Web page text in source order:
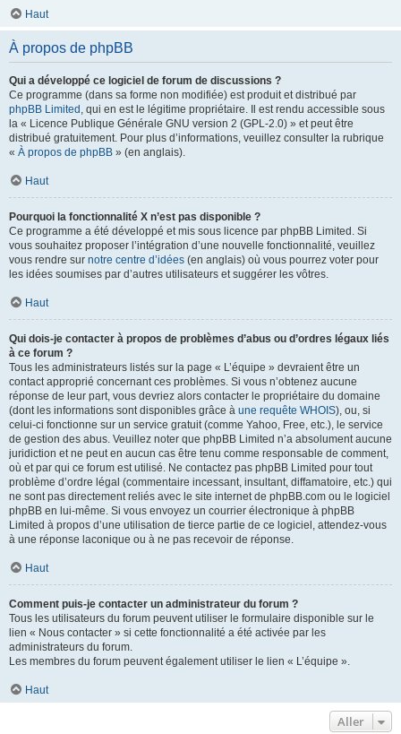
Haut
À propos de phpBB
Qui a développé ce logiciel de forum de discussions ?
Ce programme (dans sa forme non modifiée) est produit et distribué par
phpBB Limited , qui en est le légitime propriétaire. Il est rendu accessible sous
la « Licence Publique Générale GNU version 2 (GPL-2.0) » et peut être
distribué gratuitement. Pour plus d’informations, veuillez consulter la rubrique
« À propos de phpBB » (en anglais).
Haut
Pourquoi la fonctionnalité X n’est pas disponible ?
Ce programme a été développé et mis sous licence par phpBB Limited. Si
vous souhaitez proposer l’intégration d’une nouvelle fonctionnalité, veuillez
vous rendre sur notre centre d’idées (en anglais) où vous pourrez voter pour
les idées soumises par d’autres utilisateurs et suggérer les vôtres.
Haut
Qui dois-je contacter à propos de problèmes d’abus ou d’ordres légaux liés
à ce forum ?
Tous les administrateurs listés sur la page « L’équipe » devraient être un
contact approprié concernant ces problèmes. Si vous n’obtenez aucune
réponse de leur part, vous devriez alors contacter le propriétaire du domaine
(dont les informations sont disponibles grâce à une requête WHOIS), ou, si
celui-ci fonctionne sur un service gratuit (comme Yahoo, Free, etc.), le service
de gestion des abus. Veuillez noter que phpBB Limited n’a absolument aucune
juridiction et ne peut en aucun cas être tenu comme responsable de comment,
où et par qui ce forum est utilisé. Ne contactez pas phpBB Limited pour tout
problème d’ordre légal (commentaire incessant, insultant, diffamatoire, etc.) qui
ne sont pas directement reliés avec le site internet de phpBB.com ou le logiciel
phpBB en lui-même. Si vous envoyez un courrier électronique à phpBB
Limited à propos d’une utilisation de tierce partie de ce logiciel, attendez-vous
à une réponse laconique ou à ne pas recevoir de réponse.
Haut
Comment puis-je contacter un administrateur du forum ?
Tous les utilisateurs du forum peuvent utiliser le formulaire disponible sur le
lien « Nous contacter » si cette fonctionnalité a été activée par les
administrateurs du forum.
Les membres du forum peuvent également utiliser le lien « L’équipe ».
Haut
Aller